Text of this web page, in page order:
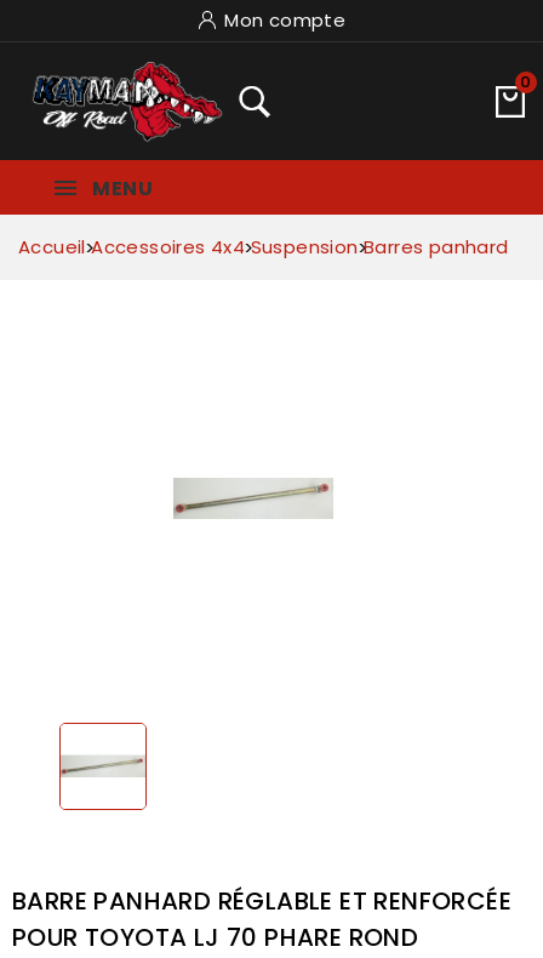
Mon compte
0
MENU
Accueil Accessoires 4x4 Suspension Barres panhard
BARRE PANHARD RÉGLABLE ET RENFORCÉE
POUR TOYOTA LJ 70 PHARE ROND